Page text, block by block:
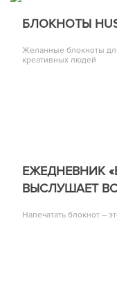
БЛОКНОТЫ
Желанные блокноты
креативных людей
ЕЖЕДНЕВНИК
ВЫСЛУШАЕТ
Напечатать блокнот –